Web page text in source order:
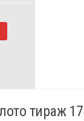
тираж